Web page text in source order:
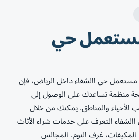
حي
حي االشفاء داخل الرياض، فإن
منظمة تساعدك على الوصول إلى
والمناطق. يمكنك من خلال
التعرف على خدمات شراء الأثاث
المكيفات، غرف النوم، المجالس